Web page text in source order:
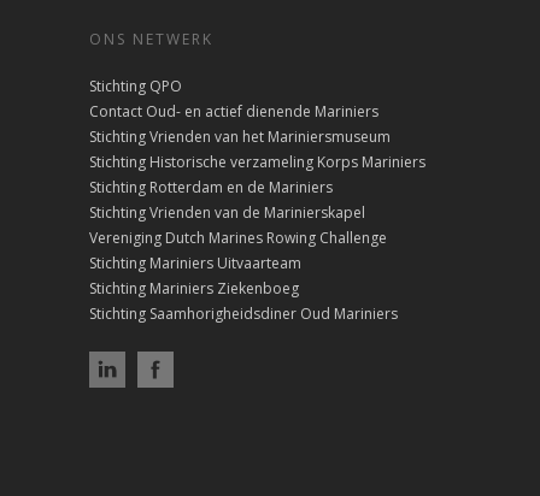
ONS NETWERK
Stichting QPO
Contact Oud- en actief dienende Mariniers
Stichting Vrienden van het Mariniersmuseum
Stichting Historische verzameling Korps Mariniers
Stichting Rotterdam en de Mariniers
Stichting Vrienden van de Marinierskapel
Vereniging Dutch Marines Rowing Challenge
Stichting Mariniers Uitvaarteam
Stichting Mariniers Ziekenboeg
Stichting Saamhorigheidsdiner Oud Mariniers